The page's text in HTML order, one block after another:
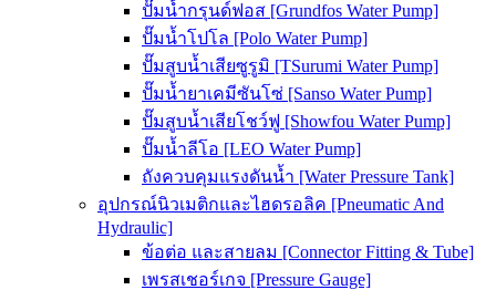
ปั๊มน้ำกรุนด์ฟอส [Grundfos Water Pump]
ปั๊มน้ำโปโล [Polo Water Pump]
ปั๊มสูบน้ำเสียซูรูมิ [TSurumi Water Pump]
ปั๊มน้ำยาเคมีซันโซ่ [Sanso Water Pump]
ปั๊มสูบน้ำเสียโชว์ฟู [Showfou Water Pump]
ปั๊มน้ำลีโอ [LEO Water Pump]
ถังควบคุมแรงดันน้ำ [Water Pressure Tank]
อุปกรณ์นิวเมติกและไฮดรอลิค [Pneumatic And
Hydraulic]
ข้อต่อ และสายลม [Connector Fitting & Tube]
เพรสเชอร์เกจ [Pressure Gauge]